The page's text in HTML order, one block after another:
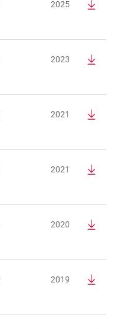
2025
2023
2021
2021
2020
2019